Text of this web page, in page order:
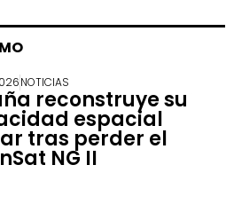
NOTICIAS
reconstruye su
espacial
tras perder el
NG II